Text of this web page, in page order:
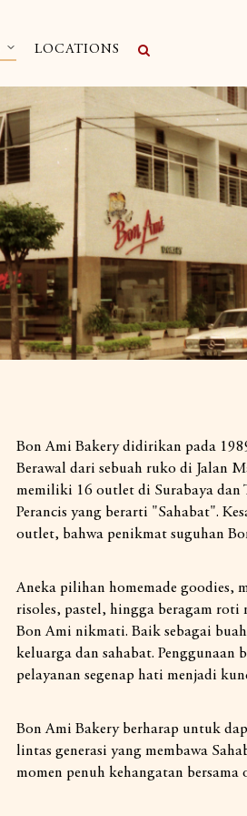
LOCATIONS
Bon Ami Bakery didirikan pada
Berawal dari sebuah ruko di Jalan
memiliki 16 outlet di Surabaya dan
Perancis yang berarti "Sahabat".
outlet, bahwa penikmat suguhan
Aneka pilihan homemade goodies,
risoles, pastel, hingga beragam roti
Bon Ami nikmati. Baik sebagai
keluarga dan sahabat.
pelayanan segenap hati menjadi
Bon Ami Bakery berharap untuk
lintas generasi yang membawa
momen penuh kehangatan bersama